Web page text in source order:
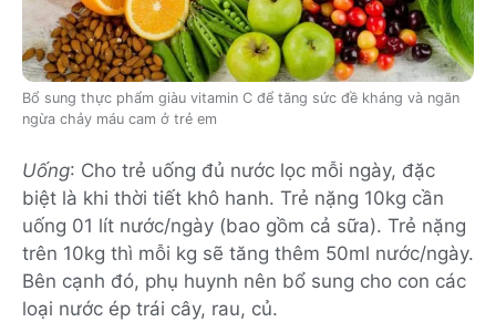
Bổ sung thực phẩm giàu vitamin C để tăng sức đề kháng và ngăn
ngừa chảy máu cam ở trẻ em
Uống: Cho trẻ uống đủ nước lọc mỗi ngày, đặc
biệt là khi thời tiết khô hanh. Trẻ nặng 10kg cần
uống 01 lít nước/ngày (bao gồm cả sữa). Trẻ nặng
trên 10kg thì mỗi kg sẽ tăng thêm 50ml nước/ngày.
Bên cạnh đó, phụ huynh nên bổ sung cho con các
loại nước ép trái cây, rau, củ.